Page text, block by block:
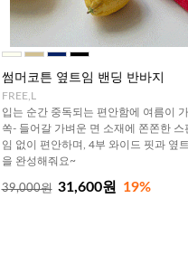
썸머코튼 옆트임 밴딩 반바지
FREE,L
입는 순간 중독되는 편안함에 여름이
쏙- 들어갈 가벼운 면 소재에 쫀쫀한
임 없이 편안하며, 4부 와이드 핏과 옆
을 완성해줘요~
39,000원 31,600원 19%